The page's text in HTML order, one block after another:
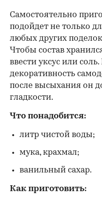
Самостоятельно
подойдет не только
любых других
Чтобы состав
ввести уксус или
декоративность
после высыхания он
гладкости.
Что понадобится:
литр чистой воды;
мука, крахмал;
ванильный сахар.
Как приготовить: